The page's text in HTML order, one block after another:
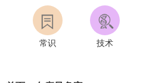
常识 技术